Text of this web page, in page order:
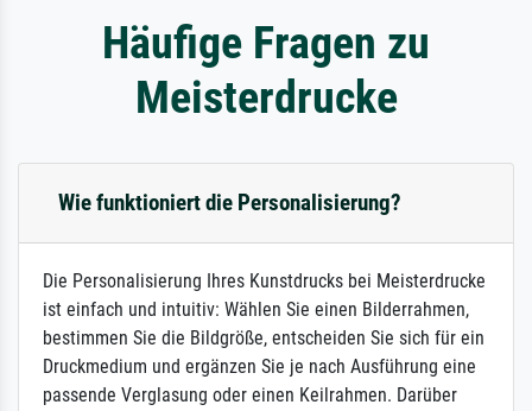
Häufige Fragen zu
Meisterdrucke
Wie funktioniert die Personalisierung?
Die Personalisierung Ihres Kunstdrucks bei Meisterdrucke
ist einfach und intuitiv: Wählen Sie einen Bilderrahmen,
bestimmen Sie die Bildgröße, entscheiden Sie sich für ein
Druckmedium und ergänzen Sie je nach Ausführung eine
passende Verglasung oder einen Keilrahmen. Darüber